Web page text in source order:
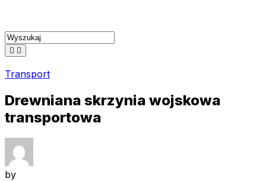
content
Transport
Drewniana skrzynia wojskowa
transportowa
by